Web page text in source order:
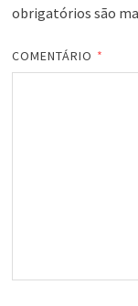
obrigatórios são
COMENTÁRIO *